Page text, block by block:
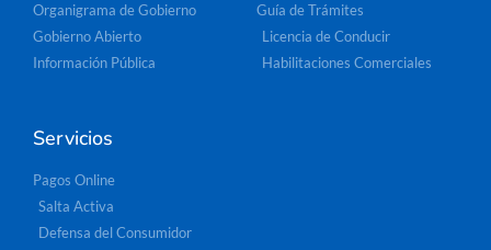
Organigrama de Gobierno
Gobierno Abierto
Información Pública
Guía de Trámites
Licencia de Conducir
Habilitaciones Comerciales
Servicios
Pagos Online
Salta Activa
Defensa del Consumidor